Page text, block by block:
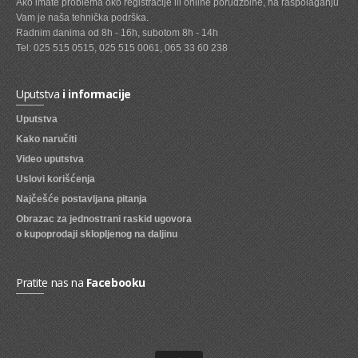
SVEZE VOCE
SVEZE POVRCE
DZEMOVI, MARMALADE I MED
BOMBONI
ZVAKE
LIZALICE
COKOLADE
KREMOVI
BOMBONJERE I PRALINE
MALE COKOLADE I BAROVI
KEKSOVI
KEKS STRUDLE
Ako imate problema oko registracije ili online porudžbine, na raspolaganju
Vam je naša tehnička podrška.
Radnim danima od 8h - 16h, subotom 8h - 14h
Tel: 025 515 0515, 025 515 0061, 065 33 60 238
Uputstvai informacije
Uputstva
Kako naručiti
Video uputstva
Uslovi korišćenja
Najčešće postavljana pitanja
Obrazac za jednostrani raskid ugovora
o kupoprodaji sklopljenog na daljinu
Pratite nas na Facebooku